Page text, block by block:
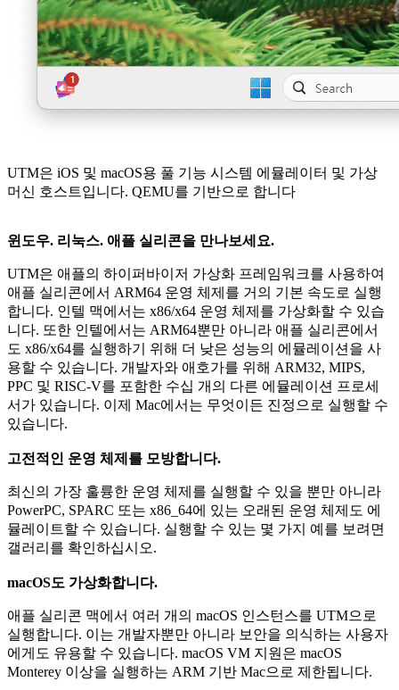
UTM은 iOS 및 macOS용 풀 기능 시스템 에뮬레이터 및 가상
머신 호스트입니다. QEMU를 기반으로 합니다
윈도우. 리눅스. 애플 실리콘을 만나보세요.
UTM은 애플의 하이퍼바이저 가상화 프레임워크를 사용하여
애플 실리콘에서 ARM64 운영 체제를 거의 기본 속도로 실행
합니다. 인텔 맥에서는 x86/x64 운영 체제를 가상화할 수 있습
니다. 또한 인텔에서는 ARM64뿐만 아니라 애플 실리콘에서
도 x86/x64를 실행하기 위해 더 낮은 성능의 에뮬레이션을 사
용할 수 있습니다. 개발자와 애호가를 위해 ARM32, MIPS,
PPC 및 RISC-V를 포함한 수십 개의 다른 에뮬레이션 프로세
서가 있습니다. 이제 Mac에서는 무엇이든 진정으로 실행할 수
있습니다.
고전적인 운영 체제를 모방합니다.
최신의 가장 훌륭한 운영 체제를 실행할 수 있을 뿐만 아니라
PowerPC, SPARC 또는 x86_64에 있는 오래된 운영 체제도 에
뮬레이트할 수 있습니다. 실행할 수 있는 몇 가지 예를 보려면
갤러리를 확인하십시오.
macOS도 가상화합니다.
애플 실리콘 맥에서 여러 개의 macOS 인스턴스를 UTM으로
실행합니다. 이는 개발자뿐만 아니라 보안을 의식하는 사용자
에게도 유용할 수 있습니다. macOS VM 지원은 macOS
Monterey 이상을 실행하는 ARM 기반 Mac으로 제한됩니다.